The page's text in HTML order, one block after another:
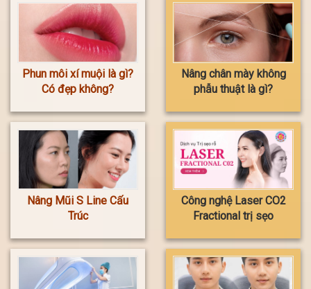
Phun môi xí muội là gì?
Có đẹp không?
Nâng chân mày không
phẫu thuật là gì?
Nâng Mũi S Line Cấu
Trúc
Công nghệ Laser CO2
Fractional trị sẹo